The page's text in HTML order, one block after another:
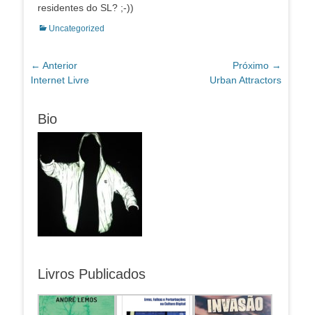
residentes do SL? ;-))
Categorias:
Uncategorized
Navegação
de
← Anterior
Post
Internet Livre
Próximo →
Urban Attractors
Bio
Livros Publicados